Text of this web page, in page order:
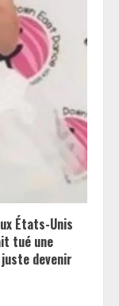
États-Unis
tué une
devenir